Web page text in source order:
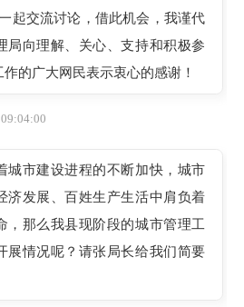
起交流讨论，借此机会，我谨代
局向理解、关心、支持和积极参
的广大网民表示衷心的感谢！
城市建设进程的不断加快，城市
济发展、百姓生产生活中肩负着
，那么我县现阶段的城市管理工
展情况呢？请张局长给我们简要